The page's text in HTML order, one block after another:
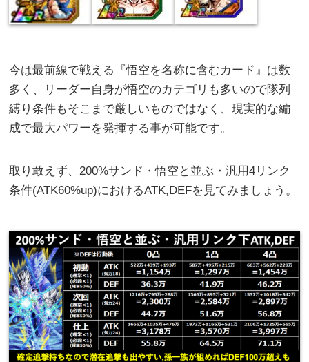
今は最前線で戦える『悟空を名称に含むカード』は数
多く、リーダー自身が悟空のカテゴリも多いので隊列
縛り条件もそこまで厳しいものではなく、現実的な編
成で最大パワーを発揮する事が可能です。
取り敢えず、200%サンド・悟空と並ぶ・汎用4リンク
条件(ATK60%up)におけるATK,DEFを見てみましょう。